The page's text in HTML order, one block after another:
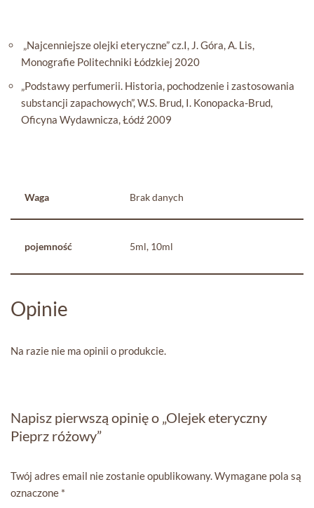
„Najcenniejsze olejki eteryczne” cz.I, J. Góra, A. Lis,
Monografie Politechniki Łódzkiej 2020
„Podstawy perfumerii. Historia, pochodzenie i zastosowania
substancji zapachowych”, W.S. Brud, I. Konopacka-Brud,
Oficyna Wydawnicza, Łódź 2009
Waga Brak danych
pojemność 5ml, 10ml
Opinie
Na razie nie ma opinii o produkcie.
Napisz pierwszą opinię o „Olejek eteryczny
Pieprz różowy”
Twój adres email nie zostanie opublikowany.Wymagane pola są
oznaczone *